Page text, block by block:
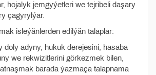
hojalyk jemgyýetleri we tejribeli daşary
çagyrylýar.
isleýänlerden edilýän talaplar:
doly adyny, hukuk derejesini, hasaba
we rekwizitlerini görkezmek bilen,
barada ýazmaça talapnama